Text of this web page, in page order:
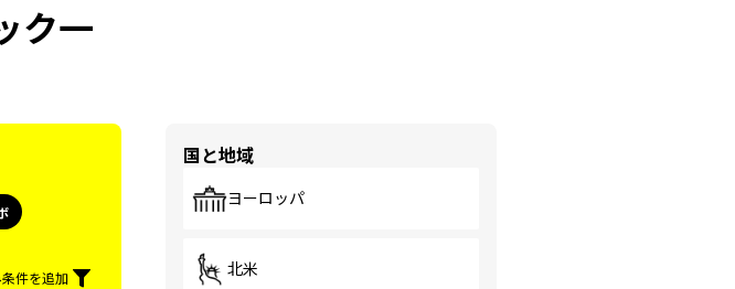
ク一
件を追加
国と地域
ヨーロッパ
北米